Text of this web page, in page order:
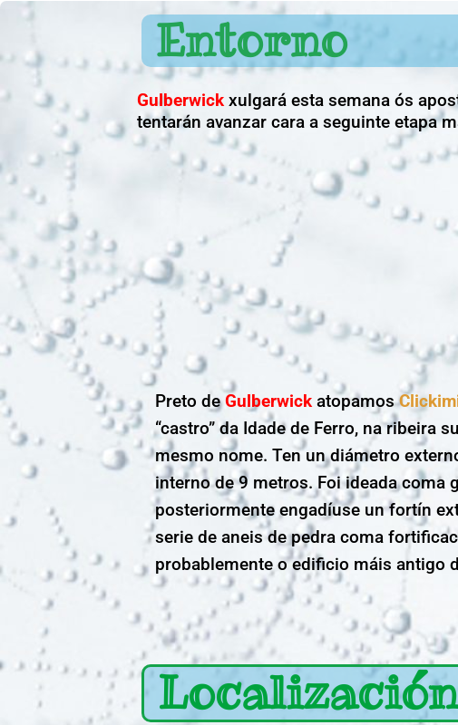
Entorno
Gulberwickxulgará esta semana ós
tentarán avanzar cara a seguinte etapa
Preto deGulberwick atopamos
“castro” da Idade de Ferro, na ribeira
mesmo nome. Ten un diámetro
interno de 9 metros. Foi ideada coma
posteriormente engadíuse un fortín
serie de aneis de pedra coma
probablemente o edificio máis antigo
Localización